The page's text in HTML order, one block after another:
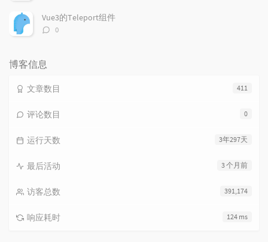
数：
Vue3的Teleport组件
评
0
博客信息
411
文章数目
0
评论数目
3年297天
运行天数
3 个月前
最后活动
391,174
访客总数
124 ms
响应耗时